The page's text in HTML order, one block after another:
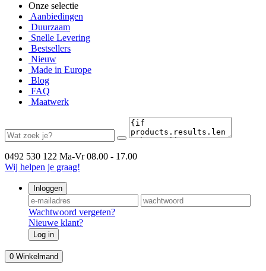
Onze selectie
Aanbiedingen
Duurzaam
Snelle Levering
Bestsellers
Nieuw
Made in Europe
Blog
FAQ
Maatwerk
0492 530 122 Ma-Vr 08.00 - 17.00
Wij helpen je graag!
Inloggen
Wachtwoord vergeten?
Nieuwe klant?
Log in
0 Winkelmand